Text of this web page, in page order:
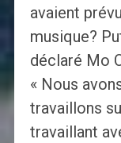
avaient
musique?
déclaré Mo
« Nous
travaillons
travaillant